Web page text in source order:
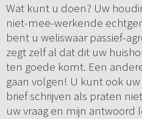
Wat kunt u doen? Uw
niet-mee-werkende
bent u weliswaar passief-
zegt zelf al dat dit uw
ten goede komt. Een
gaan volgen! U kunt ook
brief schrijven als praten
uw vraag en mijn antwoord